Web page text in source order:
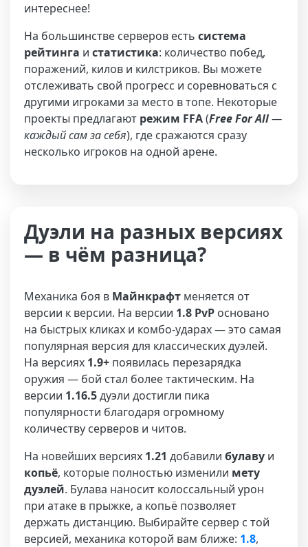
интереснее!
На большинстве серверов есть система
рейтинга и статистика: количество побед,
поражений, килов и килстриков. Вы можете
отслеживать свой прогресс и соревноваться с
другими игроками за место в топе. Некоторые
проекты предлагают режим FFA(Free For All—
каждый сам за себя), где сражаются сразу
несколько игроков на одной арене.
Дуэли на разных версиях
— в чём разница?
Механика боя в Майнкрафт меняется от
версии к версии. На версии 1.8 PvP основано
на быстрых кликах и комбо-ударах — это самая
популярная версия для классических дуэлей.
На версиях 1.9+ появилась перезарядка
оружия — бой стал более тактическим. На
версии 1.16.5дуэли достигли пика
популярности благодаря огромному
количеству серверов и читов.
На новейших версиях 1.21 добавили булаву и
копьё, которые полностью изменили мету
дуэлей. Булава наносит колоссальный урон
при атаке в прыжке, а копьё позволяет
держать дистанцию. Выбирайте сервер с той
версией, механика которой вам ближе: 1.8,